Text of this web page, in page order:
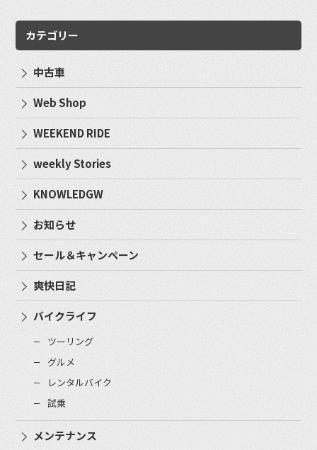
カテゴリー
中古車
Web Shop
WEEKEND RIDE
weekly Stories
KNOWLEDGW
お知らせ
セール＆キャンペーン
爽快日記
バイクライフ
ツーリング
グルメ
レンタルバイク
試乗
メンテナンス